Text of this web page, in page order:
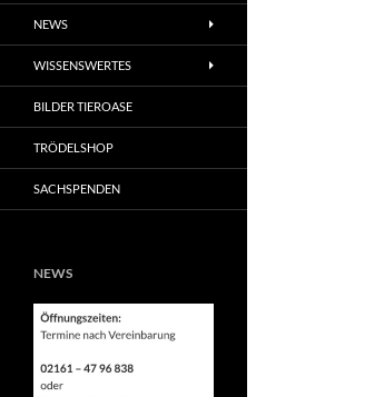
NEWS
WISSENSWERTES
BILDER TIEROASE
TRÖDELSHOP
SACHSPENDEN
NEWS